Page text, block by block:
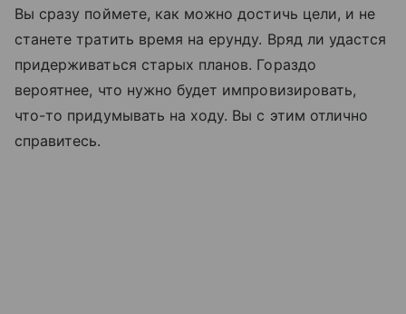
Вы сразу поймете, как можно достичь цели, и не
станете тратить время на ерунду. Вряд ли удастся
придерживаться старых планов. Гораздо
вероятнее, что нужно будет импровизировать,
что-то придумывать на ходу. Вы с этим отлично
справитесь.